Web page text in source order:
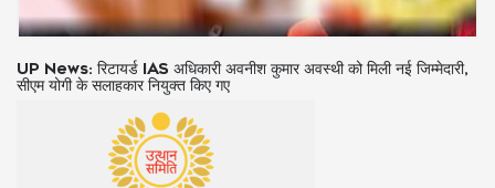
IND vs SA 3rd ODI: टॉस जीतकर भारत ने चुनी गेंदबाजी